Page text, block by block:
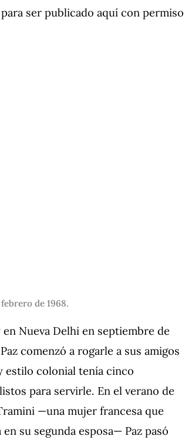
ser publicado aquí con permiso
de 1968.
Nueva Delhi en septiembre de
comenzó a rogarle a sus amigos
estilo colonial tenía cinco
para servirle. En el verano de
—una mujer francesa que
su segunda esposa— Paz pasó